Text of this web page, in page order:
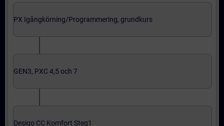
PX Igångkörning/Programmering, grundkurs
GEN3, PXC 4,5 och 7
Desigo CC Komfort Steg1